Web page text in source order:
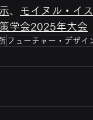
、 モイヌル・イ
学会2025年大会
フューチャー・デザイ